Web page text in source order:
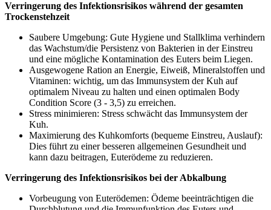
Verringerung des Infektionsrisikos während der gesamten
Trockenstehzeit
Saubere Umgebung: Gute Hygiene und Stallklima verhindern
das Wachstum/die Persistenz von Bakterien in der Einstreu
und eine mögliche Kontamination des Euters beim Liegen.
Ausgewogene Ration an Energie, Eiweiß, Mineralstoffen und
Vitaminen: wichtig, um das Immunsystem der Kuh auf
optimalem Niveau zu halten und einen optimalen Body
Condition Score (3 - 3,5) zu erreichen.
Stress minimieren: Stress schwächt das Immunsystem der
Kuh.
Maximierung des Kuhkomforts (bequeme Einstreu, Auslauf):
Dies führt zu einer besseren allgemeinen Gesundheit und
kann dazu beitragen, Euterödeme zu reduzieren.
Verringerung des Infektionsrisikos bei der Abkalbung
Vorbeugung von Euterödemen: Ödeme beeinträchtigen die